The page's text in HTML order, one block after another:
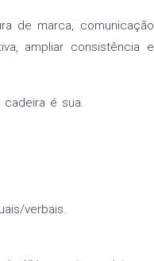
de marca, comunicação
ampliar consistência e
é sua.
verbais.